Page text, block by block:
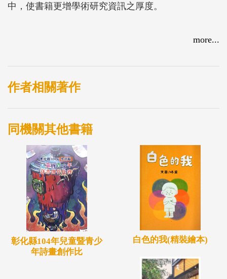
中，使書籍更增學術研究資訊之厚度。
more...
作者相關著作
同機關其他書籍
彰化縣104年兒童暨青少
年詩畫創作比
白色的我(精裝繪本)